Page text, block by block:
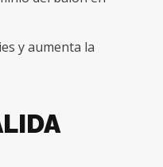
y aumenta la